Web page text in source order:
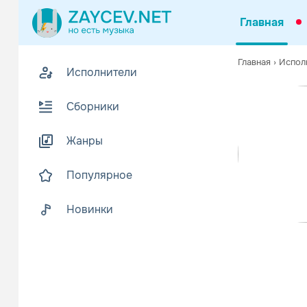
Главная
Исполнители
Сборники
Жанры
Популярное
Новинки
Главная ›
Arnej